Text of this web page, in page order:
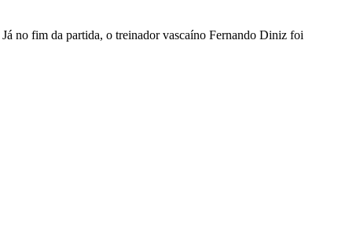
Já no fim da partida, o treinador vascaíno Fernando Diniz foi